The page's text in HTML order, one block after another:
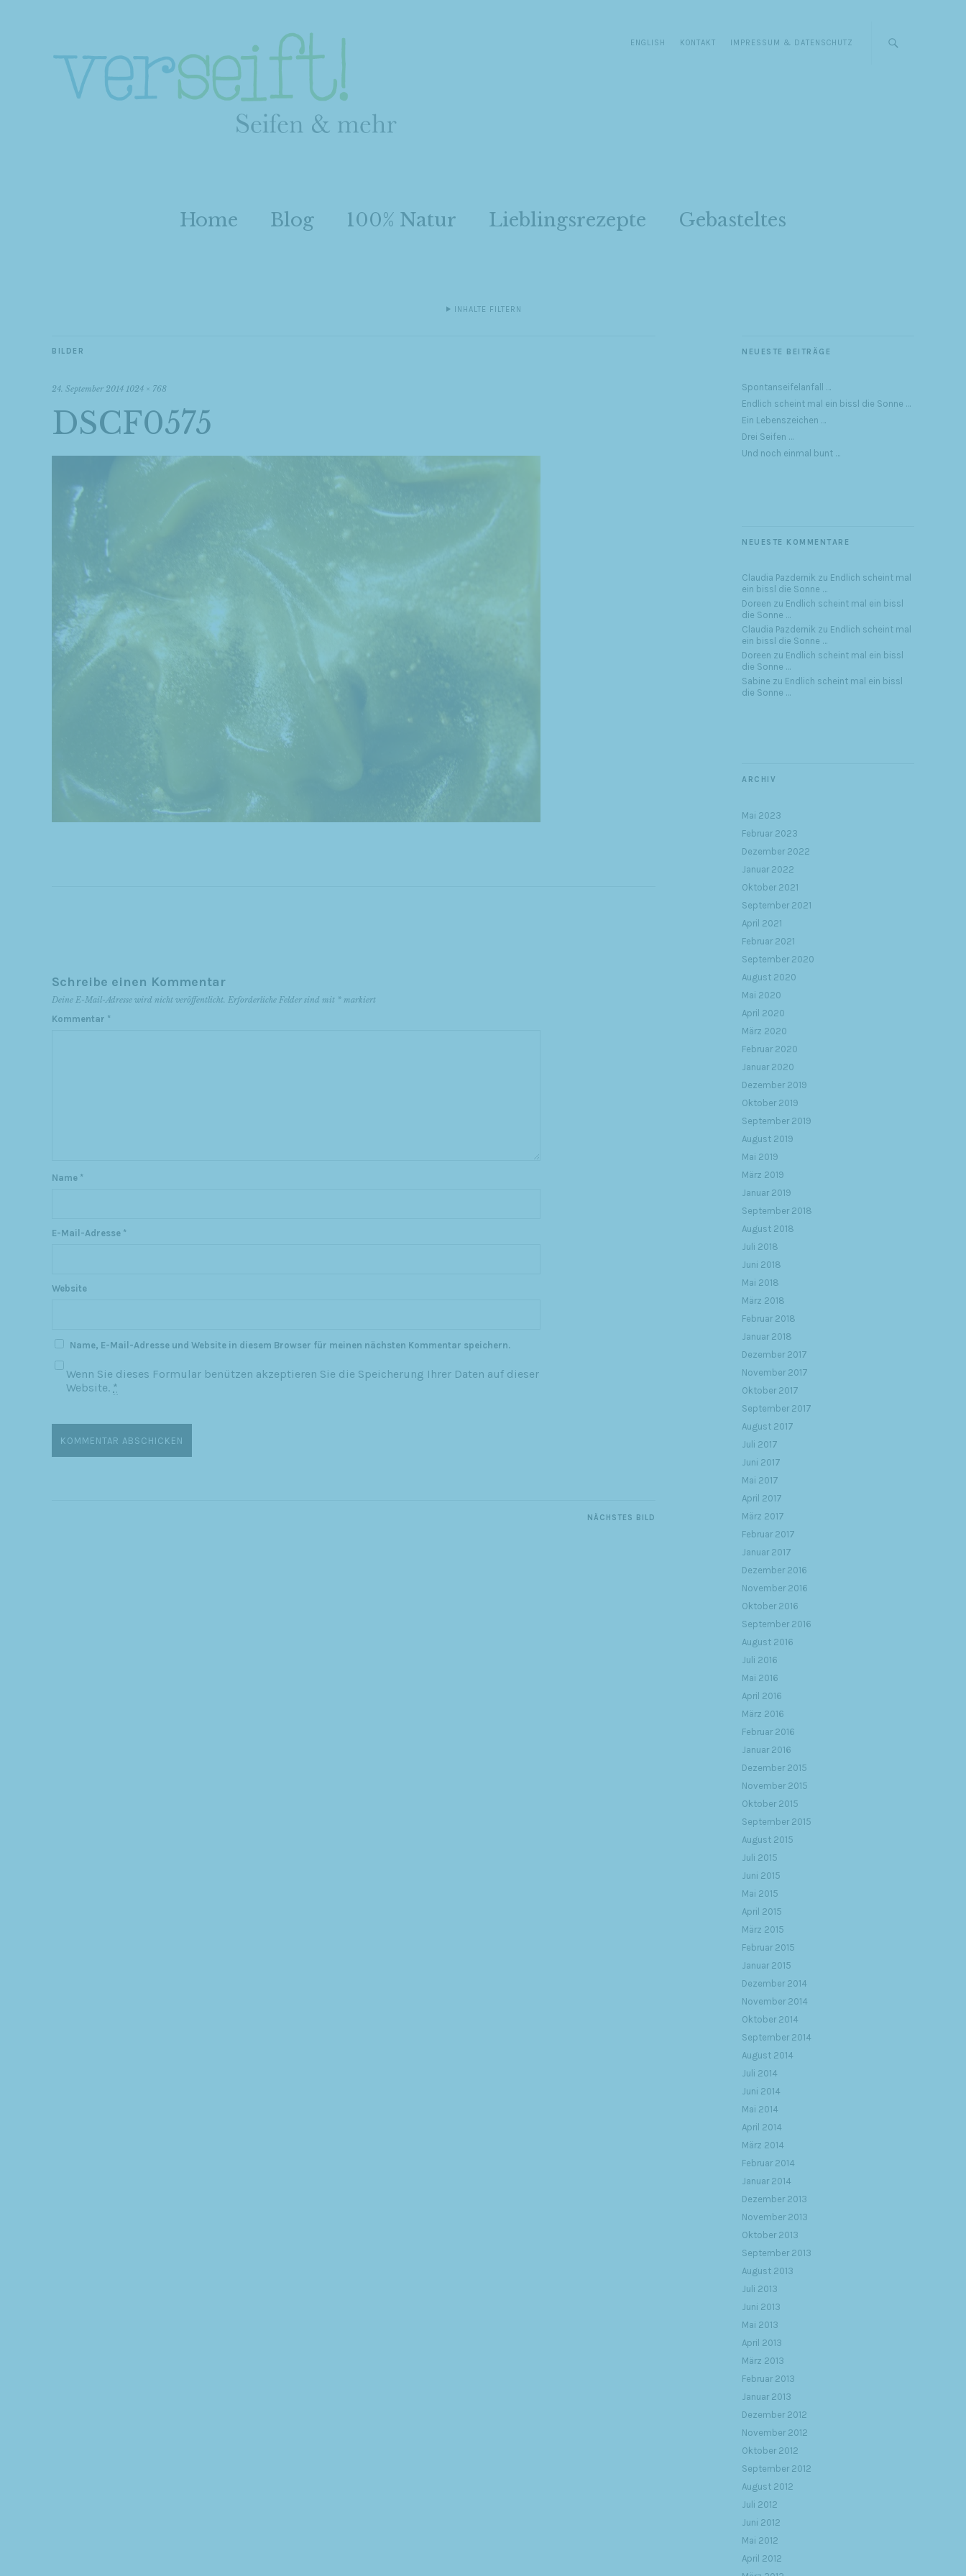
ENGLISH KONTAKT IMPRESSUM & DATENSCHUTZ
Home Blog 100% Natur Lieblingsrezepte Gebasteltes
INHALTE FILTERN
BILDER
24. September 2014 1024 × 768
DSCF0575
Schreibe einen Kommentar
Deine E-Mail-Adresse wird nicht veröffentlicht. Erforderliche Felder sind mit * markiert
Kommentar *
Name *
E-Mail-Adresse *
Website
Name, E-Mail-Adresse und Website in diesem Browser für meinen nächsten Kommentar speichern.
Wenn Sie dieses Formular benützen akzeptieren Sie die Speicherung Ihrer Daten auf dieser
Website. *
NÄCHSTES BILD
NEUESTE BEITRÄGE
Spontanseifelanfall …
Endlich scheint mal ein bissl die Sonne …
Ein Lebenszeichen …
Drei Seifen …
Und noch einmal bunt …
NEUESTE KOMMENTARE
Claudia Pazdernik zu Endlich scheint mal
ein bissl die Sonne …
Doreen zu Endlich scheint mal ein bissl
die Sonne …
Claudia Pazdernik zu Endlich scheint mal
ein bissl die Sonne …
Doreen zu Endlich scheint mal ein bissl
die Sonne …
Sabine zu Endlich scheint mal ein bissl
die Sonne …
ARCHIV
Mai 2023
Februar 2023
Dezember 2022
Januar 2022
Oktober 2021
September 2021
April 2021
Februar 2021
September 2020
August 2020
Mai 2020
April 2020
März 2020
Februar 2020
Januar 2020
Dezember 2019
Oktober 2019
September 2019
August 2019
Mai 2019
März 2019
Januar 2019
September 2018
August 2018
Juli 2018
Juni 2018
Mai 2018
März 2018
Februar 2018
Januar 2018
Dezember 2017
November 2017
Oktober 2017
September 2017
August 2017
Juli 2017
Juni 2017
Mai 2017
April 2017
März 2017
Februar 2017
Januar 2017
Dezember 2016
November 2016
Oktober 2016
September 2016
August 2016
Juli 2016
Mai 2016
April 2016
März 2016
Februar 2016
Januar 2016
Dezember 2015
November 2015
Oktober 2015
September 2015
August 2015
Juli 2015
Juni 2015
Mai 2015
April 2015
März 2015
Februar 2015
Januar 2015
Dezember 2014
November 2014
Oktober 2014
September 2014
August 2014
Juli 2014
Juni 2014
Mai 2014
April 2014
März 2014
Februar 2014
Januar 2014
Dezember 2013
November 2013
Oktober 2013
September 2013
August 2013
Juli 2013
Juni 2013
Mai 2013
April 2013
März 2013
Februar 2013
Januar 2013
Dezember 2012
November 2012
Oktober 2012
September 2012
August 2012
Juli 2012
Juni 2012
Mai 2012
April 2012